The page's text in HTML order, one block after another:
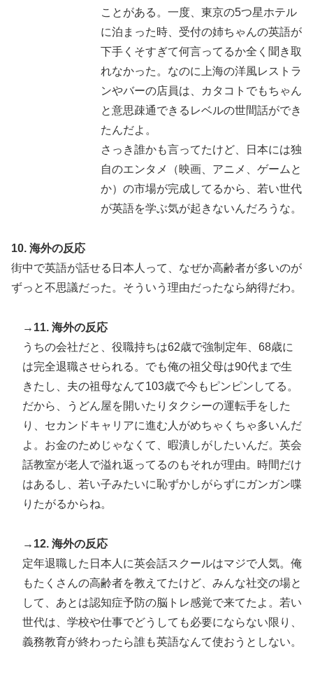
ことがある。一度、東京の5つ星ホテル
に泊まった時、受付の姉ちゃんの英語が
下手くそすぎて何言ってるか全く聞き取
れなかった。なのに上海の洋風レストラ
ンやバーの店員は、カタコトでもちゃん
と意思疎通できるレベルの世間話ができ
たんだよ。
さっき誰かも言ってたけど、日本には独
自のエンタメ（映画、アニメ、ゲームと
か）の市場が完成してるから、若い世代
が英語を学ぶ気が起きないんだろうな。
10. 海外の反応
街中で英語が話せる日本人って、なぜか高齢者が多いのが
ずっと不思議だった。そういう理由だったなら納得だわ。
→11. 海外の反応
うちの会社だと、役職持ちは62歳で強制定年、68歳に
は完全退職させられる。でも俺の祖父母は90代まで生
きたし、夫の祖母なんて103歳で今もピンピンしてる。
だから、うどん屋を開いたりタクシーの運転手をした
り、セカンドキャリアに進む人がめちゃくちゃ多いんだ
よ。お金のためじゃなくて、暇潰しがしたいんだ。英会
話教室が老人で溢れ返ってるのもそれが理由。時間だけ
はあるし、若い子みたいに恥ずかしがらずにガンガン喋
りたがるからね。
→12. 海外の反応
定年退職した日本人に英会話スクールはマジで人気。俺
もたくさんの高齢者を教えてたけど、みんな社交の場と
して、あとは認知症予防の脳トレ感覚で来てたよ。若い
世代は、学校や仕事でどうしても必要にならない限り、
義務教育が終わったら誰も英語なんて使おうとしない。